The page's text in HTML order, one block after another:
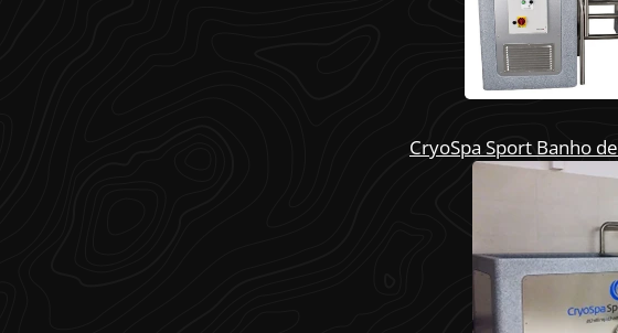
CryoSpa Sport Banho